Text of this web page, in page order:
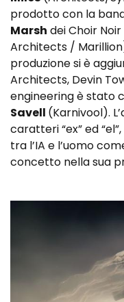
prodotto con la
Marsh dei Choir
Architects /
produzione si è
Architects, Devin
engineering è stato
Savell (Karnivool).
caratteri “ex” ed
tra l’IA e l’uomo
concetto nella sua